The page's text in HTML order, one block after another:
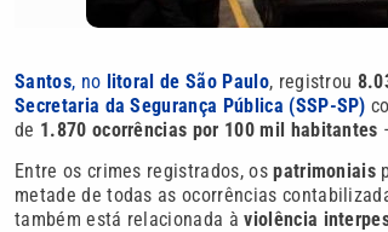
Santos, no litoral de São Paulo, registrou
Secretaria da Segurança Pública (SSP-SP)
de 1.870 ocorrências por 100 mil habitantes
Entre os crimes registrados, ospatrimoniais
metade de todas as ocorrências
também está relacionada àviolência